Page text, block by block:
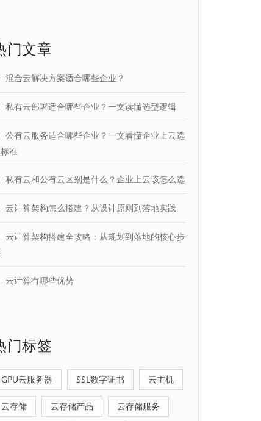
门文章
混合云解决方案适合哪些企业？
私有云部署适合哪些企业？一文读懂选型逻辑
公有云服务适合哪些企业？一文看懂企业上云选
准
私有云和公有云区别是什么？企业上云该怎么选
云计算架构怎么搭建？从设计原则到落地实践
云计算架构搭建全攻略：从规划到落地的核心步
云计算有哪些优势
门标签
GPU云服务器 SSL数字证书 云主机
云存储 云存储产品 云存储服务